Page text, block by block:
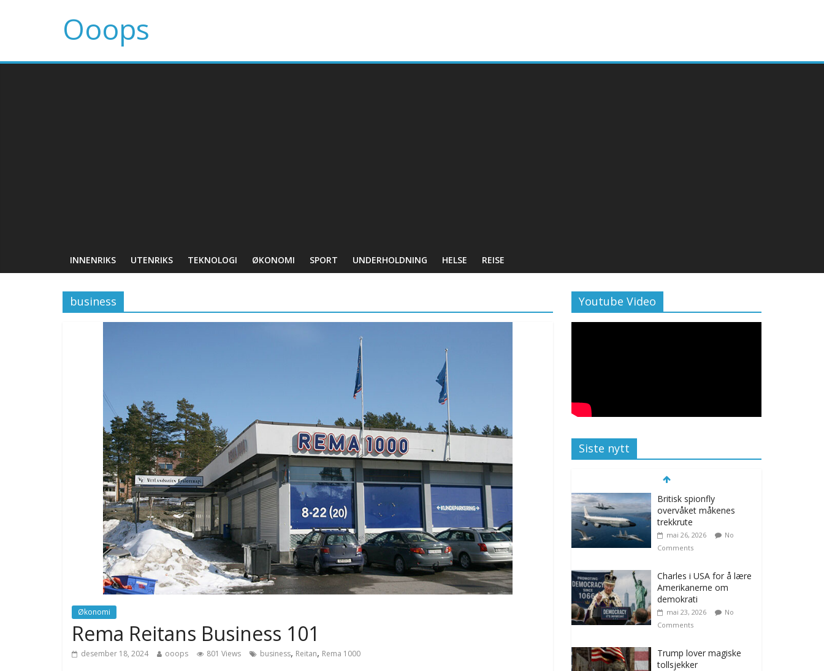
Ooops
INNENRIKS UTENRIKS TEKNOLOGI ØKONOMI SPORT UNDERHOLDNING HELSE REISE
business
Økonomi
Rema Reitans Business 101
desember 18, 2024 ooops 801 Views business, Reitan, Rema 1000
Youtube Video
Siste nytt
Britisk spionfly
overvåket måkenes
trekkrute
mai 26, 2026
No
Comments
Charles i USA for å lære
Amerikanerne om
demokrati
mai 23, 2026
No
Comments
Trump lover magiske
tollsjekker